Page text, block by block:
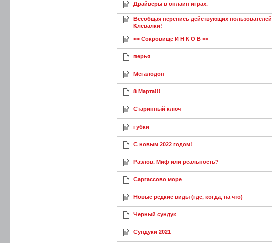
Драйверы в онлаин играх.
Всеобщая перепись действующих пользователей
Клевалки!
<< Сокровище И Н К О В >>
перья
Мегалодон
8 Марта!!!
Старинный ключ
губки
С новым 2022 годом!
Разлов. Миф или реальность?
Саргассово море
Новые редкие виды (где, когда, на что)
Черный сундук
Сундуки 2021